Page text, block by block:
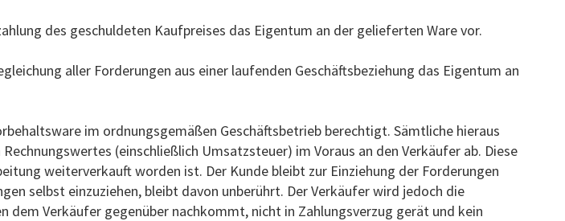
des geschuldeten Kaufpreises das Eigentum an der gelieferten Ware vor.
aller Forderungen aus einer laufenden Geschäftsbeziehung das Eigentum an
im ordnungsgemäßen Geschäftsbetrieb berechtigt. Sämtliche hieraus
(einschließlich Umsatzsteuer) im Voraus an den Verkäufer ab. Diese
weiterverkauft worden ist. Der Kunde bleibt zur Einziehung der Forderungen
selbst einzuziehen, bleibt davon unberührt. Der Verkäufer wird jedoch die
dem Verkäufer gegenüber nachkommt, nicht in Zahlungsverzug gerät und kein